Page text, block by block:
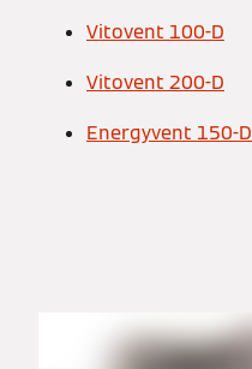
Vitovent 100-D
Vitovent 200-D
Energyvent 150-D